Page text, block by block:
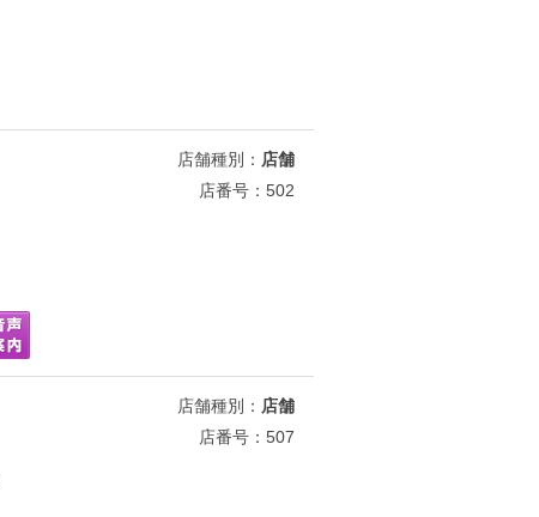
店舗種別： 店舗
店番号：502
店舗種別： 店舗
店番号：507